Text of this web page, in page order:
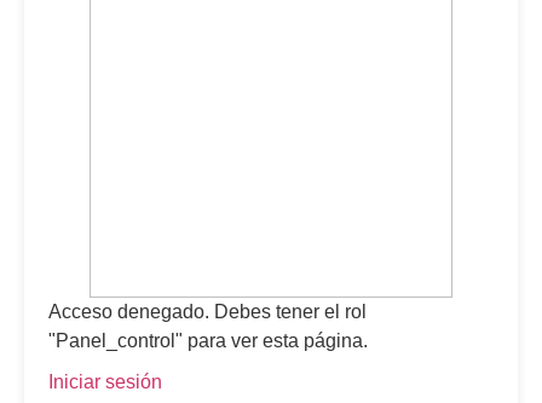
Acceso denegado. Debes tener el rol
"Panel_control" para ver esta página.
Iniciar sesión